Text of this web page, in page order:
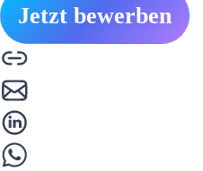
Jetzt bewerben